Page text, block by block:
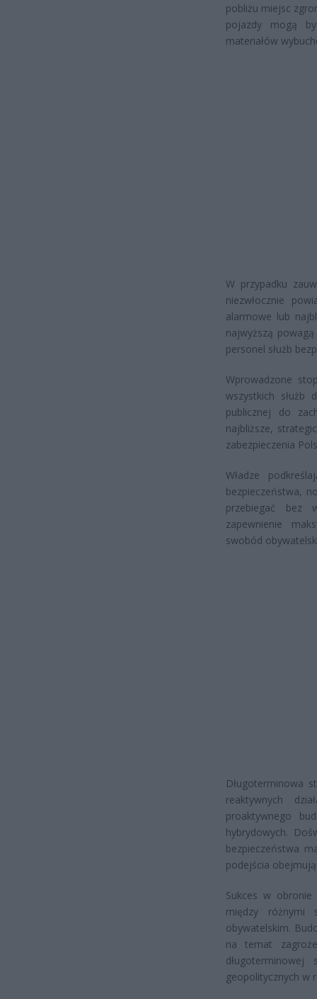
pobliżu miejsc
pojazdy mogą
materiałów
W przypadku
niezwłocznie
alarmowe lub
najwyższą
personel służb
Wprowadzone
wszystkich służb
publicznej do
najbliższe,
zabezpieczenia
Władze
bezpieczeństwa,
przebiegać bez
zapewnienie
swobód
Długoterminowa
reaktywnych
proaktywnego
hybrydowych.
bezpieczeństwa
podejścia
Sukces w obronie
między różnymi
obywatelskim.
na temat
geopolitycznych w